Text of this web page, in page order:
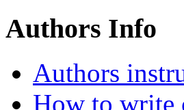
Authors Info
Authors
How to write